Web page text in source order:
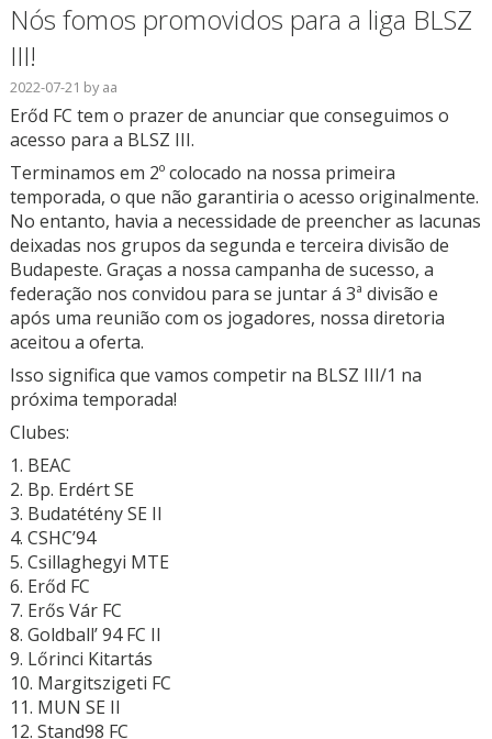
Nós fomos promovidos para a liga BLSZ
III!
2022-07-21 byaa
Erőd FC tem o prazer de anunciar que conseguimos o
acesso para a BLSZ III.
Terminamos em 2º colocado na nossa primeira
temporada, o que não garantiria o acesso originalmente.
No entanto, havia a necessidade de preencher as lacunas
deixadas nos grupos da segunda e terceira divisão de
Budapeste. Graças a nossa campanha de sucesso, a
federação nos convidou para se juntar á 3ª divisão e
após uma reunião com os jogadores, nossa diretoria
aceitou a oferta.
Isso significa que vamos competir na BLSZ III/1 na
próxima temporada!
Clubes:
1. BEAC
2. Bp. Erdért SE
3. Budatétény SE II
4. CSHC’94
5. Csillaghegyi MTE
6. Erőd FC
7. Erős Vár FC
8. Goldball’ 94 FC II
9. Lőrinci Kitartás
10. Margitszigeti FC
11. MUN SE II
12. Stand98 FC